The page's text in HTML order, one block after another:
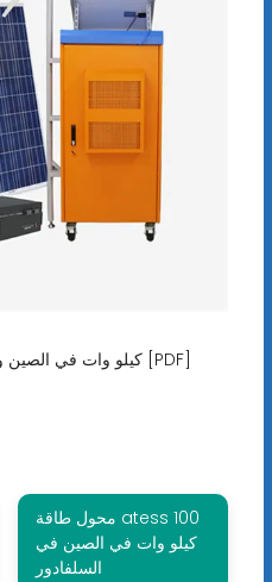
محول طاقة atess 100 كيلو وات في الصين وأمريكا [PDF]
محول طاقة atess 100
كيلو وات في الصين في
السلفادور